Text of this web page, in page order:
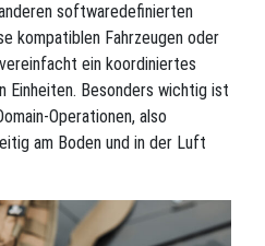
softwaredefinierten
kompatiblen Fahrzeugen oder
ein koordiniertes
Einheiten. Besonders wichtig ist
Operationen, also
am Boden und in der Luft